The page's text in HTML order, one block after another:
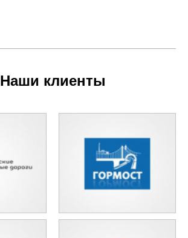
Наши клиенты